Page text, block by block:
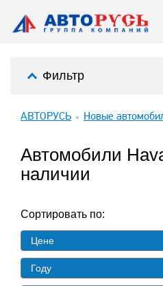
Фильтр
АВТОРУСЬ Новые
Автомобили
наличии
Сортировать по: